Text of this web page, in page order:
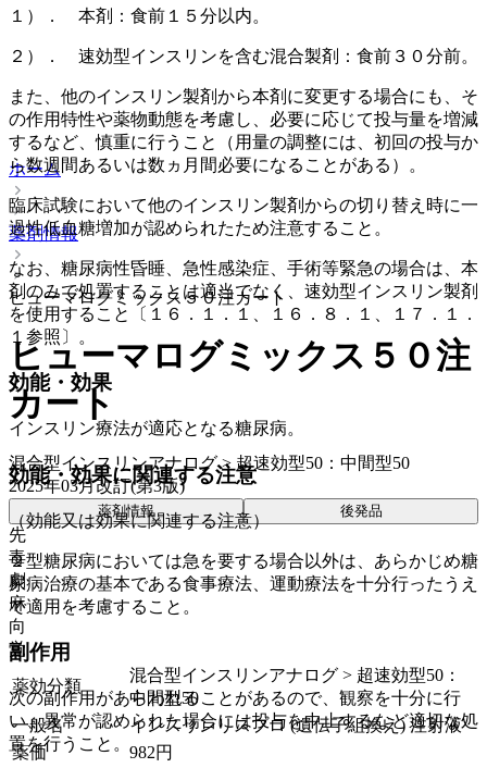
１）． 本剤：食前１５分以内。
２）． 速効型インスリンを含む混合製剤：食前３０分前。
また、他のインスリン製剤から本剤に変更する場合にも、そ
の作用特性や薬物動態を考慮し、必要に応じて投与量を増減
するなど、慎重に行うこと（用量の調整には、初回の投与か
ら数週間あるいは数ヵ月間必要になることがある）。
臨床試験において他のインスリン製剤からの切り替え時に一
過性低血糖増加が認められたため注意すること。
なお、糖尿病性昏睡、急性感染症、手術等緊急の場合は、本
剤のみで処置することは適当でなく、速効型インスリン製剤
を使用すること〔１６．１．１、１６．８．１、１７．１．
１参照〕。
効能・効果
インスリン療法が適応となる糖尿病。
効能・効果に関連する注意
（効能又は効果に関連する注意）
２型糖尿病においては急を要する場合以外は、あらかじめ糖
尿病治療の基本である食事療法、運動療法を十分行ったうえ
で適用を考慮すること。
副作用
次の副作用があらわれることがあるので、観察を十分に行
い、異常が認められた場合には投与を中止するなど適切な処
置を行うこと。
ホーム
薬剤情報
ヒューマログミックス５０注カート
ヒューマログミックス５０注
カート
混合型インスリンアナログ > 超速効型50：中間型50
2025年03月改訂(第3版)
薬剤情報 後発品
先
毒
劇
麻
向
覚
薬効分類
混合型インスリンアナログ > 超速効型50：
中間型50
一般名
インスリンリスプロ (遺伝子組換え) 注射液
薬価
982円